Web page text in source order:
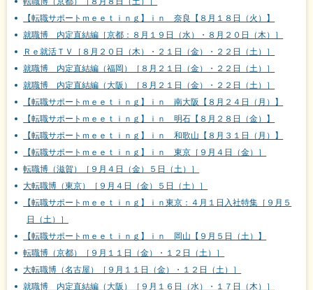
【転職サポートｍｅｅｔｉｎｇ】ｉｎ 奈良【８月１８日（火）】
就職博 内定直結編［京都：８月１９日（水）・８月２０日（木）］
Ｒｅ就活ＴＶ［８月２０日（木）・２１日（金）・２２日（土）］
就職博 内定直結編（福岡）［８月２１日（金）・２２日（土）］
就職博 内定直結編（大阪）［８月２１日（金）・２２日（土）］
【転職サポートｍｅｅｔｉｎｇ】ｉｎ 南大阪【８月２４日（月）】
【転職サポートｍｅｅｔｉｎｇ】ｉｎ 明石【８月２８日（金）】
【転職サポートｍｅｅｔｉｎｇ】ｉｎ 和歌山【８月３１日（月）】
【転職サポートｍｅｅｔｉｎｇ】ｉｎ 東京［９月４日（金）］
転職博（滋賀）［９月４日（金）５日（土）］
大転職博（東京）［９月４日（金）５日（土）］
【転職サポートｍｅｅｔｉｎｇ】ｉｎ東京：４月１日入社特集［９月５
日（土）］
【転職サポートｍｅｅｔｉｎｇ】ｉｎ 岡山【９月５日（土）】
転職博（京都）［９月１１日（金）・１２日（土）］
大転職博（名古屋）［９月１１日（金）・１２日（土）］
就職博 内定直結編（大阪）［９月１６日（水）・１７日（木）］